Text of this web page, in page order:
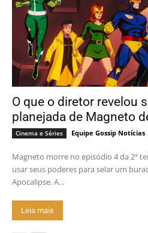
O que o diretor revelou
planejada de Magneto
Cinema e Séries Equipe Gossip Notícias
Magneto morre no episódio 4 da 2ª
usar seus poderes para selar um
Apocalipse. A...
Leia mais